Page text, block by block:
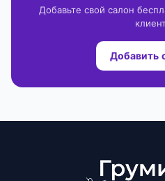
Добавьте свой салон
Добавить